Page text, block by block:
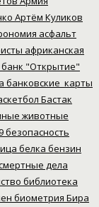
Артём Куликов
асфальт
африканская
банк "Открытие"
банковские_карты
Бастак
животные
безопасность
белка бензин
дела
библиотека
биометрия Бира